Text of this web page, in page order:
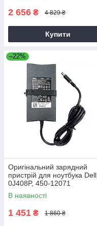
2 656 ₴ 4 829 ₴
Купити
–22%
Оригінальний зарядний
пристрій для ноутбука Dell
0J408P, 450-12071
В наявності
1 451 ₴ 1 860 ₴